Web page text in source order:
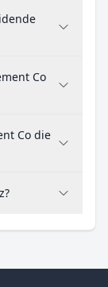
Co
Co die